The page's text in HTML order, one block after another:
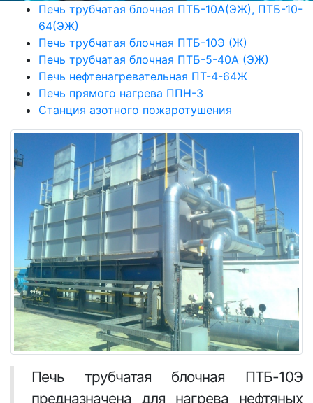
Печь трубчатая блочная ПТБ-10А(ЭЖ), ПТБ-10-
64(ЭЖ)
Печь трубчатая блочная ПТБ-10Э (Ж)
Печь трубчатая блочная ПТБ-5-40А (ЭЖ)
Печь нефтенагревательная ПТ-4-64Ж
Печь прямого нагрева ППН-3
Станция азотного пожаротушения
Печь трубчатая блочная ПТБ-10Э
предназначена для нагрева нефтяных